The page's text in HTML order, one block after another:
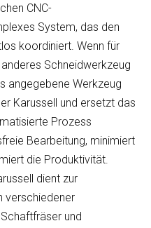
CNC-
System, das den
koordiniert. Wenn für
Schneidwerkzeug
angegebene Werkzeug
Karussell und ersetzt das
Prozess
Bearbeitung, minimiert
die Produktivität.
dient zur
verschiedener
und